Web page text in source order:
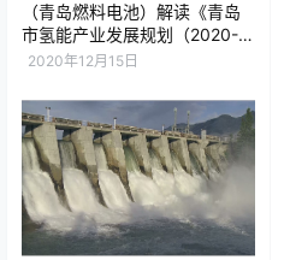
（青岛燃料电池）解读《青岛
市氢能产业发展规划（2020-
2030）》,剑指打造“东方氢岛”!
2020年12月15日